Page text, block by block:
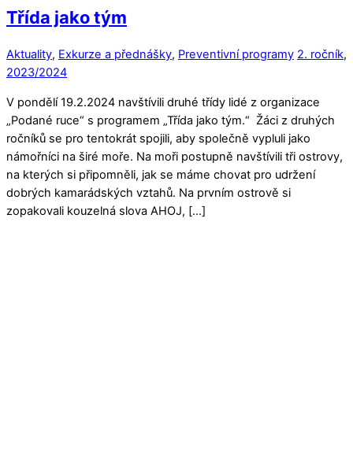
Třída jako tým
Aktuality, Exkurze a přednášky, Preventivní programy 2. ročník,
2023/2024
V pondělí 19.2.2024 navštívili druhé třídy lidé z organizace
„Podané ruce“ s programem „Třída jako tým.“ Žáci z druhých
ročníků se pro tentokrát spojili, aby společně vypluli jako
námořníci na širé moře. Na moři postupně navštívili tři ostrovy,
na kterých si připomněli, jak se máme chovat pro udržení
dobrých kamarádských vztahů. Na prvním ostrově si
zopakovali kouzelná slova AHOJ, […]